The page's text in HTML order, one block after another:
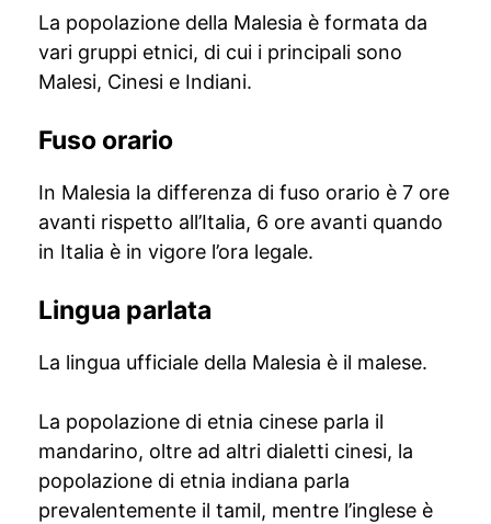
La popolazione della Malesia è formata da
vari gruppi etnici, di cui i principali sono
Malesi, Cinesi e Indiani.
Fuso orario
In Malesia la differenza di fuso orario è 7 ore
avanti rispetto all’Italia, 6 ore avanti quando
in Italia è in vigore l’ora legale.
Lingua parlata
La lingua ufficiale della Malesia è il malese.
La popolazione di etnia cinese parla il
mandarino, oltre ad altri dialetti cinesi, la
popolazione di etnia indiana parla
prevalentemente il tamil, mentre l’inglese è